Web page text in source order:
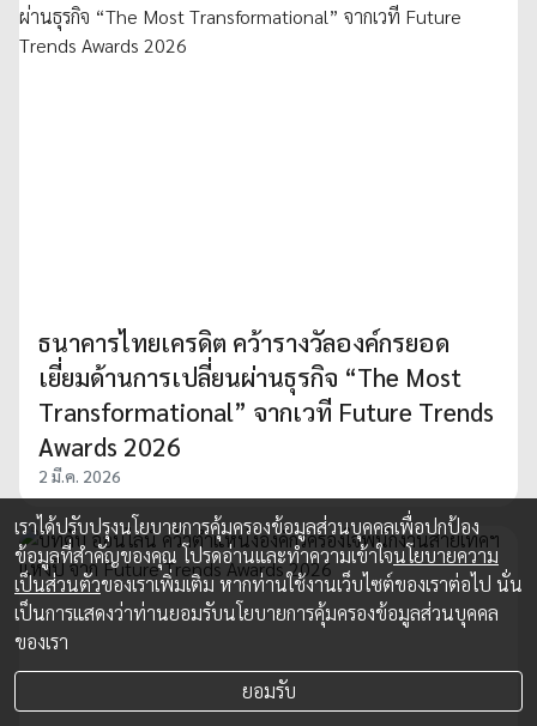
ธนาคารไทยเครดิต คว้ารางวัลองค์กรยอด
เยี่ยมด้านการเปลี่ยนผ่านธุรกิจ “The Most
Transformational” จากเวที Future Trends
Awards 2026
2 มี.ค. 2026
เราได้ปรับปรุงนโยบายการคุ้มครองข้อมูลส่วนบุคคลเพื่อปกป้อง
ข้อมูลที่สำคัญของคุณ โปรดอ่านและทำความเข้าใจนโยบายความ
เป็นส่วนตัวของเราเพิ่มเติม หากท่านใช้งานเว็บไซต์ของเราต่อไป นั่น
เป็นการแสดงว่าท่านยอมรับนโยบายการคุ้มครองข้อมูลส่วนบุคคล
ของเรา
ยอมรับ